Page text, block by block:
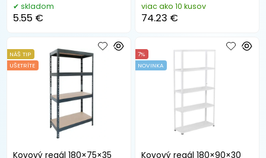
skladom
5.55 €
viac ako 10 kusov
74.23 €
Kovový regál 180×75×35
NÁŠ TIP
UŠETRÍTE
Kovový regál 180×90×30
7%
NOVINKA